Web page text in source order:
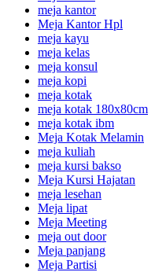
meja kantor
Meja Kantor Hpl
meja kayu
meja kelas
meja konsul
meja kopi
meja kotak
meja kotak 180x80cm
meja kotak ibm
Meja Kotak Melamin
meja kuliah
meja kursi bakso
Meja Kursi Hajatan
meja lesehan
Meja lipat
Meja Meeting
meja out door
Meja panjang
Meja Partisi